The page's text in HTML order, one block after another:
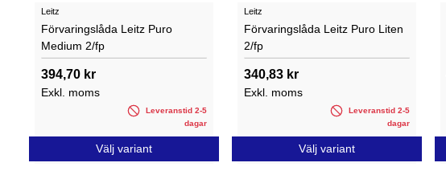
Leitz
Förvaringslåda Leitz Puro
Medium 2/fp
394,70 kr
Exkl. moms
Leveranstid 2-5
dagar
Välj variant
Leitz
Förvaringslåda Leitz Puro Liten
2/fp
340,83 kr
Exkl. moms
Leveranstid 2-5
dagar
Välj variant